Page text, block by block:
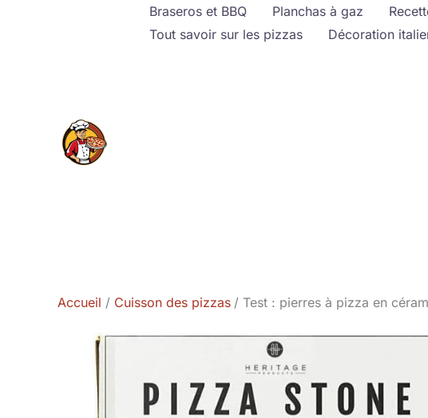
Braseros et BBQ Planchas à gaz
Tout savoir sur les pizzas
Décoration
Accueil Cuisson des pizzas Test : pierres à pizza en